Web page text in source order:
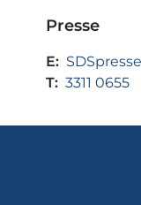
Presse
E:
T: 3311 0655